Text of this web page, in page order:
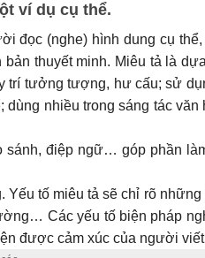
ví dụ cụ thể.
đọc (nghe) hình dung cụ
thuyết minh. Miêu tả là
trí tưởng tượng, hư cấu; sử
nhiều trong sáng tác văn
sánh, điệp ngữ… góp phần
tố miêu tả sẽ chỉ rõ những
Các yếu tố biện pháp
được cảm xúc của người